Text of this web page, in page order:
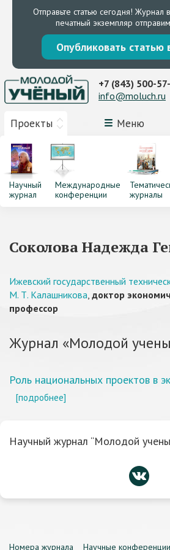
Отправьте статью сегодня! Журнал
печатный экземпляр отправим
Опубликовать статью
Проекты Меню
+7 (843) 500-
info@moluch.ru
Научный
журнал
Международные
конференции
журналы
Соколова Надежда
Ижевский государственный
М. Т. Калашникова, доктор
профессор
Журнал «Молодой
Роль национальных проектов в
[подробнее]
Научный журнал “Молодой
Номера журнала Научные конференции